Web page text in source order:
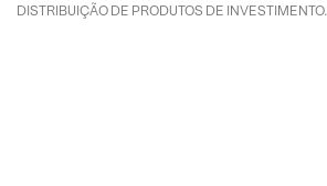
DISTRIBUIÇÃO DE PRODUTOS DE INVESTIMENTO.